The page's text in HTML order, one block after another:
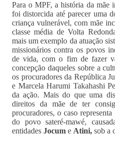
Para o MPF, a história da mãe
foi distorcida até parecer uma
criança vulnerável, com mãe
classe média de Volta
mais um exemplo da atuação
missionários contra os povos
de vida, com o fim de fazer
concepção daqueles sobre a
os procuradores da República
e Marcela Harumi Takahashi
da ação. Mais do que uma
direitos da mãe de ter
procuradores, o caso
do povo sateré-mawé,
entidades Jocum e Atini, sob a